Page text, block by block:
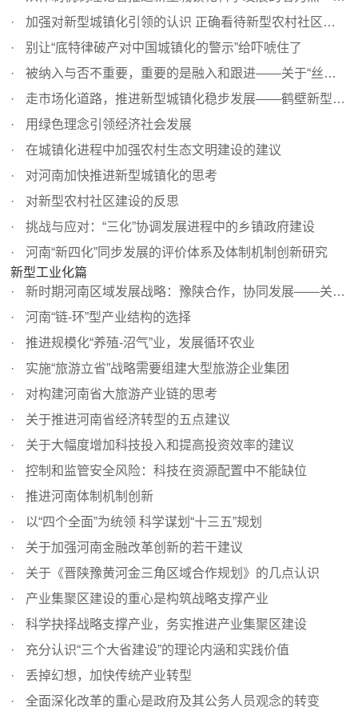
加强对新型城镇化引领的认识 正确看待新型农村社区建设
别让“底特律破产对中国城镇化的警示”给吓唬住了
被纳入与否不重要，重要的是融入和跟进——关于“丝绸之路...
走市场化道路，推进新型城镇化稳步发展——鹤壁新型城镇化...
用绿色理念引领经济社会发展
在城镇化进程中加强农村生态文明建设的建议
对河南加快推进新型城镇化的思考
对新型农村社区建设的反思
挑战与应对：“三化”协调发展进程中的乡镇政府建设
河南“新四化”同步发展的评价体系及体制机制创新研究
新型工业化篇
新时期河南区域发展战略：豫陕合作，协同发展——关于豫陕...
河南“链-环”型产业结构的选择
推进规模化“养殖-沼气”业，发展循环农业
实施“旅游立省”战略需要组建大型旅游企业集团
对构建河南省大旅游产业链的思考
关于推进河南省经济转型的五点建议
关于大幅度增加科技投入和提高投资效率的建议
控制和监管安全风险：科技在资源配置中不能缺位
推进河南体制机制创新
以“四个全面”为统领 科学谋划“十三五”规划
关于加强河南金融改革创新的若干建议
关于《晋陕豫黄河金三角区域合作规划》的几点认识
产业集聚区建设的重心是构筑战略支撑产业
科学抉择战略支撑产业，务实推进产业集聚区建设
充分认识“三个大省建设”的理论内涵和实践价值
丢掉幻想，加快传统产业转型
全面深化改革的重心是政府及其公务人员观念的转变